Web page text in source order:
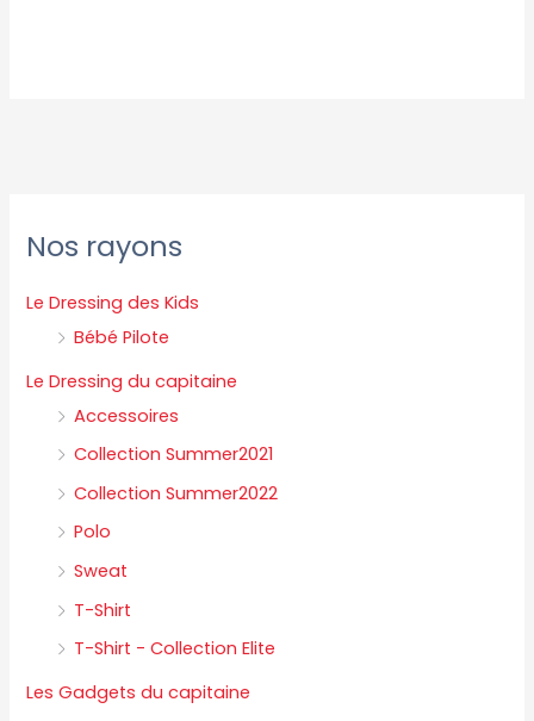
Nos rayons
Le Dressing des Kids
Bébé Pilote
Le Dressing du capitaine
Accessoires
Collection Summer2021
Collection Summer2022
Polo
Sweat
T-Shirt
T-Shirt - Collection Elite
Les Gadgets du capitaine